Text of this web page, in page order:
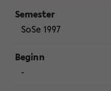
SoSe 1997
-